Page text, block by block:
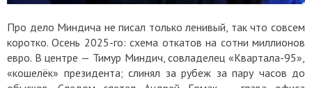
Про дело Миндича не писал только ленивый, так что совсем
коротко. Осень 2025-го: схема откатов на сотни миллионов
евро. В центре — Тимур Миндич, совладелец «Квартала-95»,
«кошелёк» президента; слинял за рубеж за пару часов до